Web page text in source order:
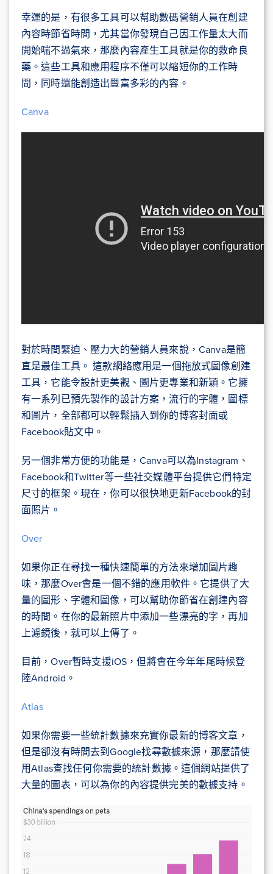
幸運的是，有很多工具可以幫助數碼營銷人員在創建
內容時節省時間，尤其當你發現自己因工作量太大而
開始喘不過氣來，那麼內容產生工具就是你的救命良
藥。這些工具和應用程序不僅可以縮短你的工作時
間，同時還能創造出豐富多彩的內容。
Canva
對於時間緊迫、壓力大的營銷人員來說，Canva是簡
直是最佳工具。 這款網絡應用是一個拖放式圖像創建
工具，它能令設計更美觀、圖片更專業和新穎。它擁
有一系列已預先製作的設計方案，流行的字體，圖標
和圖片，全部都可以輕鬆插入到你的博客封面或
Facebook貼文中。
另一個非常方便的功能是，Canva可以為Instagram、
Facebook和Twitter等一些社交媒體平台提供它們特定
尺寸的框架。現在，你可以很快地更新Facebook的封
面照片。
Over
如果你正在尋找一種快速簡單的方法來增加圖片趣
味，那麼Over會是一個不錯的應用軟件。它提供了大
量的圖形、字體和圖像，可以幫助你節省在創建內容
的時間。在你的最新照片中添加一些漂亮的字，再加
上濾鏡後，就可以上傳了。
目前，Over暫時支援iOS，但將會在今年年尾時候登
陸Android。
Atlas
如果你需要一些統計數據來充實你最新的博客文章，
但是卻沒有時間去到Google找尋數據來源，那麼請使
用Atlas查找任何你需要的統計數據。這個網站提供了
大量的圖表，可以為你的內容提供完美的數據支持。